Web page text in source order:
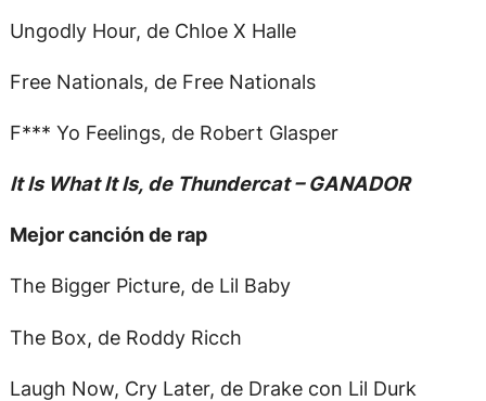
Ungodly Hour, de Chloe X Halle
Free Nationals, de Free Nationals
F*** Yo Feelings, de Robert Glasper
It Is What It Is, de Thundercat – GANADOR
Mejor canción de rap
The Bigger Picture, de Lil Baby
The Box, de Roddy Ricch
Laugh Now, Cry Later, de Drake con Lil Durk